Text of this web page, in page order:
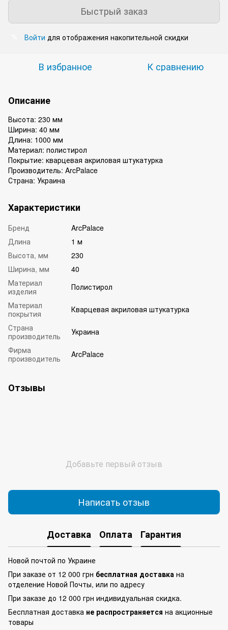
Быстрый заказ
Войти для отображения накопительной скидки
В избранное К сравнению
Описание
Высота: 230 мм
Ширина: 40 мм
Длина: 1000 мм
Материал: полистирол
Покрытие: кварцевая акриловая штукатурка
Производитель: ArcPalace
Страна: Украина
Характеристики
Бренд
ArcPalace
Длина
1 м
Высота, мм
230
Ширина, мм
40
Материал
изделия
Полистирол
Материал
покрытия
Кварцевая акриловая штукатурка
Страна
производитель
Украина
Фирма
производитель
ArcPalace
Отзывы
Добавьте первый отзыв
Написать отзыв
Доставка Оплата Гарантия
Новой почтой по Украине
При заказе от 12 000 грн бесплатная доставка на
отделение Новой Почты, или по адресу
При заказе до 12 000 грн индивидуальная скидка.
Бесплатная доставка не распространяется на акционные
товары